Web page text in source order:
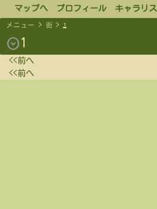
マップへ プロフィール キャラリ
メニュー > 街 > 1
expand_circle_down1
<<前へ
<<前へ